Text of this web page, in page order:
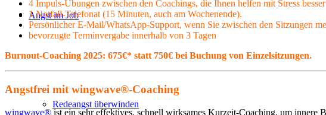
Angst im Job
Redeangst überwinden
4 Impuls-Übungen zwischen den Coachings, die Ihnen helfen mit Stress
1 Notfall-Telefonat (15 Minuten, auch am Wochenende).
Persönlicher E-Mail/WhatsApp-Support, wenn Sie zwischen den Sitzungen
bevorzugte Terminvergabe innerhalb von 3 Tagen
Burnout-Coaching 2025: 675€* statt 750€ bei Buchung von Einzelsitzungen.
Angstfrei mit wingwave®-Coaching
wingwave® ist ein sehr effektives, schnell wirksames Kurzeit-Coaching, um innere